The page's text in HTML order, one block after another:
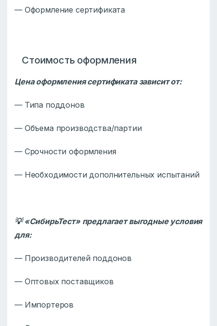
— Оформление сертификата
Стоимость оформления
Цена оформления сертификата зависит от:
— Типа поддонов
— Объема производства/партии
— Срочности оформления
— Необходимости дополнительных испытаний
💡 «СибирьТест» предлагает выгодные условия
для:
— Производителей поддонов
— Оптовых поставщиков
— Импортеров